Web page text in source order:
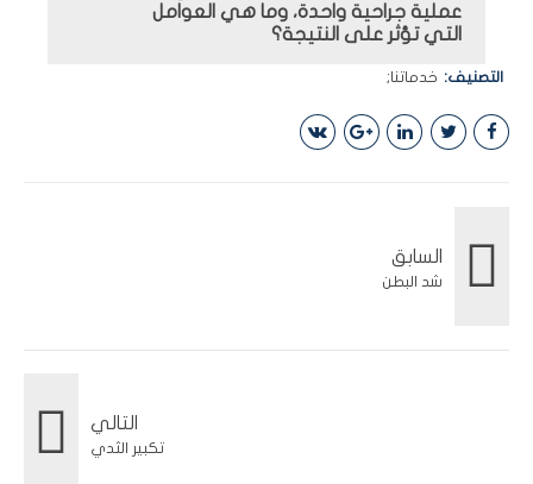
عملية جراحية واحدة، وما هي العوامل
التي تؤثر على النتيجة؟
التصنيف خدماتنا
السابق
شد البطن
التالي
تكبير الثدي